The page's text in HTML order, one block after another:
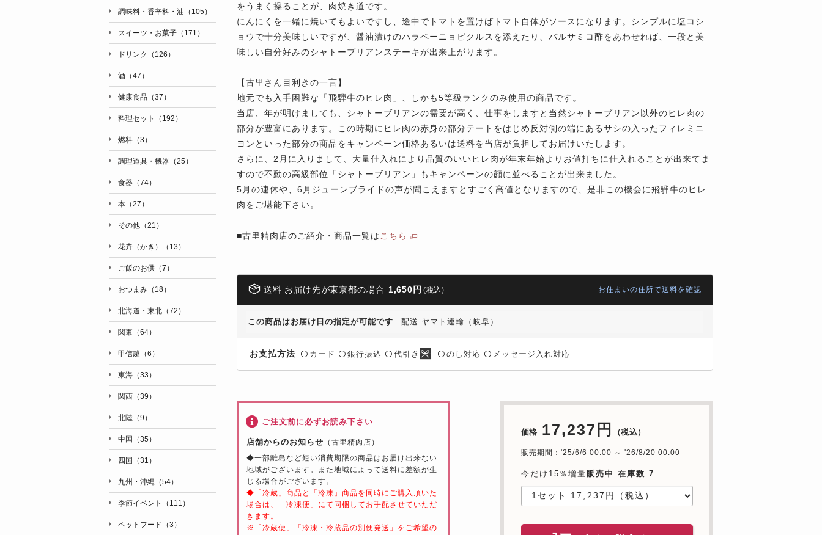
をうまく操ることが、肉焼き道です。
にんにくを一緒に焼いてもよいですし、途中でトマトを置けばトマト自体がソースになります。シンプルに塩コシ
ョウで十分美味しいですが、醤油漬けのハラペーニョピクルスを添えたり、バルサミコ酢をあわせれば、一段と美
味しい自分好みのシャトーブリアンステーキが出来上がります。
【古里さん目利きの一言】
地元でも入手困難な「飛騨牛のヒレ肉」、しかも5等級ランクのみ使用の商品です。
当店、年が明けましても、シャトーブリアンの需要が高く、仕事をしますと当然シャトーブリアン以外のヒレ肉の
部分が豊富にあります。この時期にヒレ肉の赤身の部分テートをはじめ反対側の端にあるサシの入ったフィレミニ
ヨンといった部分の商品をキャンペーン価格あるいは送料を当店が負担してお届けいたします。
さらに、2月に入りまして、大量仕入れにより品質のいいヒレ肉が年末年始よりお値打ちに仕入れることが出来てま
すので不動の高級部位「シャトーブリアン」もキャンペーンの顔に並べることが出来ました。
5月の連休や、6月ジューンブライドの声が聞こえますとすごく高値となりますので、是非この機会に飛騨牛のヒレ
肉をご堪能下さい。
■古里精肉店のご紹介・商品一覧は こちら
送料 お届け先が東京都の場合 1,650円 (税込) お住まいの住所で送料を確認
この商品はお届け日の指定が可能です 配送 ヤマト運輸（岐阜）
お支払方法 〇 カード 〇 銀行振込 〇 代引き 〇 のし対応 〇 メッセージ入れ対応
価格 17,237円 （税込）
販売期間：'25/6/6 00:00 ～ '26/8/20 00:00
今だけ15％増量 販売中 在庫数 7
ご注文前に必ずお読み下さい
店舗からのお知らせ （古里精肉店）
◆一部離島など短い消費期限の商品はお届け出来ない
地域がございます。また地域によって送料に差額が生
じる場合がございます。
◆「冷蔵」商品と「冷凍」商品を同時にご購入頂いた
場合は、「冷凍便」にて同梱してお手配させていただ
きます。
※「冷蔵便」「冷凍・冷蔵品の別便発送」をご希望の
調味料・香辛料・油（105）
スイーツ・お菓子（171）
ドリンク（126）
酒（47）
健康食品（37）
料理セット（192）
燃料（3）
調理道具・機器（25）
食器（74）
本（27）
その他（21）
花卉（かき）（13）
ご飯のお供（7）
おつまみ（18）
北海道・東北（72）
関東（64）
甲信越（6）
東海（33）
関西（39）
北陸（9）
中国（35）
四国（31）
九州・沖縄（54）
季節イベント（111）
ペットフード（3）